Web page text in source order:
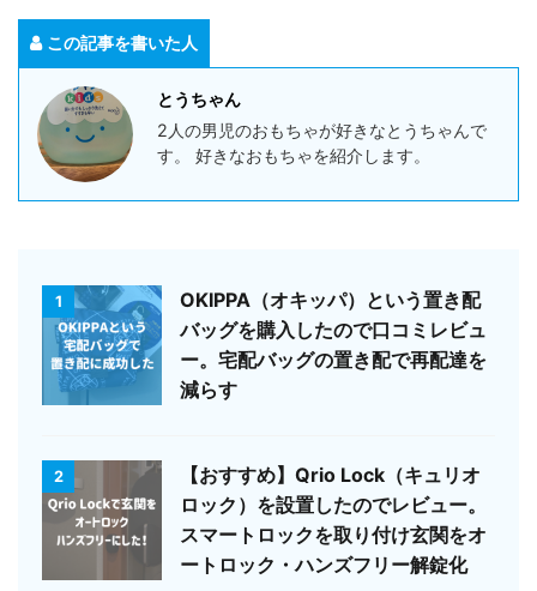
この記事を書いた人
とうちゃん
2人の男児のおもちゃが好きなとうちゃんで
す。 好きなおもちゃを紹介します。
1
OKIPPA（オキッパ）という置き配
バッグを購入したので口コミレビュ
ー。宅配バッグの置き配で再配達を
減らす
2
【おすすめ】Qrio Lock（キュリオ
ロック）を設置したのでレビュー。
スマートロックを取り付け玄関をオ
ートロック・ハンズフリー解錠化